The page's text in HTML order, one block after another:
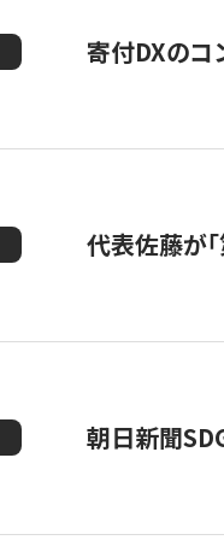
寄付DXのコ
代表佐藤が
朝日新聞